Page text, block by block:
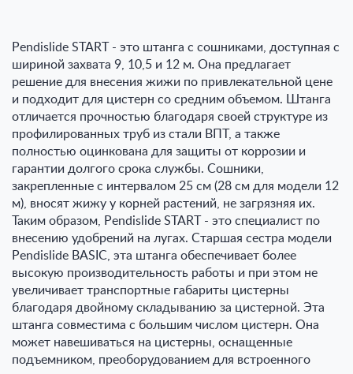
Pendislide START - это штанга с сошниками, доступная с
шириной захвата 9, 10,5 и 12 м. Она предлагает
решение для внесения жижи по привлекательной цене
и подходит для цистерн со средним объемом. Штанга
отличается прочностью благодаря своей структуре из
профилированных труб из стали ВПТ, а также
полностью оцинкована для защиты от коррозии и
гарантии долгого срока службы. Сошники,
закрепленные с интервалом 25 см (28 см для модели 12
м), вносят жижу у корней растений, не загрязняя их.
Таким образом, Pendislide START - это специалист по
внесению удобрений на лугах. Старшая сестра модели
Pendislide BASIC, эта штанга обеспечивает более
высокую производительность работы и при этом не
увеличивает транспортные габариты цистерны
благодаря двойному складыванию за цистерной. Эта
штанга совместима с большим числом цистерн. Она
может навешиваться на цистерны, оснащенные
подъемником, преоборудованием для встроенного